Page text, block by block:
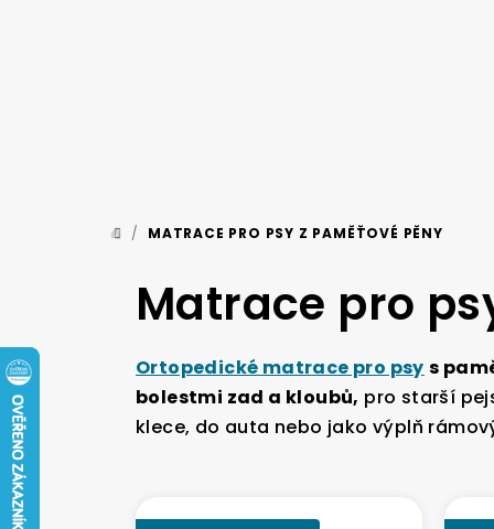
DOMŮ
/ MATRACE PRO PSY Z PAMĚŤOVÉ PĚNY
Matrace pro
Ortopedické matrace pro psy s
bolestmi zad a kloubů, pro starší
klece, do auta nebo jako výplň